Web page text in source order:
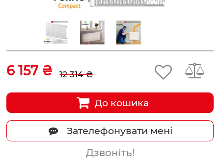
6 157 ₴ 12 314 ₴
До кошика
Зателефонувати мені
Дзвоніть!